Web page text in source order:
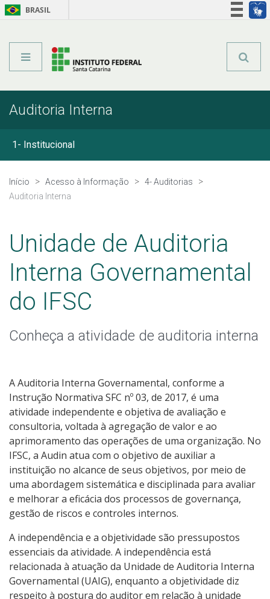
BRASIL
Auditoria Interna
1- Institucional
2- Ações e Programas
4- Auditorias
5- Parcerias, convênios e transferências
6- Receitas e Despesas
7- Licitações e Contratos
9- Informações Classificadas
10- Serviço de Informação ao Cidadão (SIC)
11- Perguntas Frequentes
12- Dados Abertos
14- Ferramentas e Aspectos Tecnológicos
15- Avaliação Institucional
Início Acesso à Informação
4- Auditorias
Auditoria Interna
Unidade de Auditoria
Interna Governamental
do IFSC
Conheça a atividade de auditoria interna
A Auditoria Interna Governamental, conforme a
Instrução Normativa SFC nº 03, de 2017, é uma
atividade independente e objetiva de avaliação e
consultoria, voltada à agregação de valor e ao
aprimoramento das operações de uma organização. No
IFSC, a Audin atua com o objetivo de auxiliar a
instituição no alcance de seus objetivos, por meio de
uma abordagem sistemática e disciplinada para avaliar
e melhorar a eficácia dos processos de governança,
gestão de riscos e controles internos.
A independência e a objetividade são pressupostos
essenciais da atividade. A independência está
relacionada à atuação da Unidade de Auditoria Interna
Governamental (UAIG), enquanto a objetividade diz
respeito à postura do auditor em relação à unidade